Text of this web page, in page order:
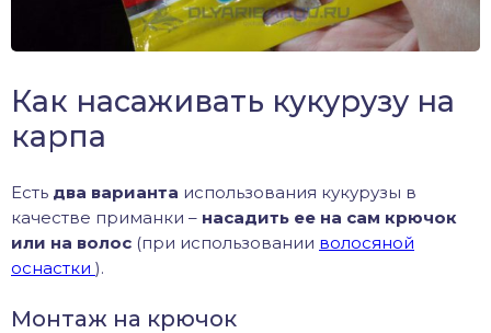
Как насаживать кукурузу на
карпа
Есть два варианта использования кукурузы в
качестве приманки – насадить ее на сам крючок
или на волос (при использовании волосяной
оснастки ).
Монтаж на крючок